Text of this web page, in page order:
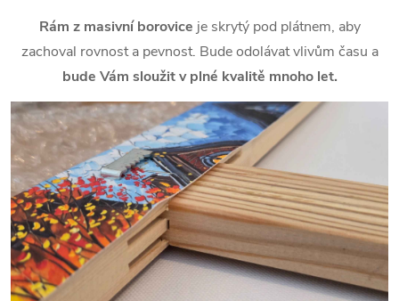
Rám z masivní borovice je skrytý pod plátnem, aby
zachoval rovnost a pevnost. Bude odolávat vlivům času a
bude Vám sloužit v plné kvalitě mnoho let.